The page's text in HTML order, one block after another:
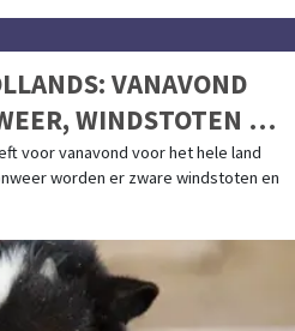
VANAVOND
WINDSTOTEN EN
voor vanavond voor het hele land
worden er zware windstoten en